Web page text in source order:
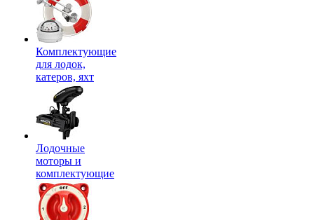
Комплектующие
для лодок,
катеров, яхт
Лодочные
моторы и
комплектующие